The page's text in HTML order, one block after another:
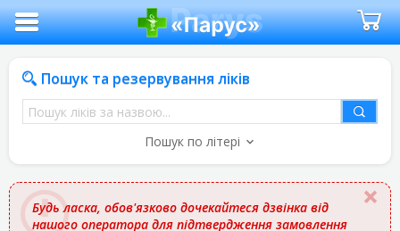
Пошук та резервування ліків
Пошук
ліків
назвою
Пошук по літері
Будь ласка, обов'язково дочекайтеся дзвінка від
нашого оператора для підтвердження замовлення